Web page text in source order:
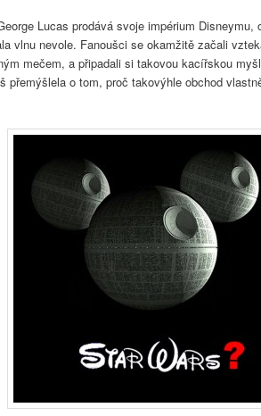
Lucas prodává svoje impérium Disneymu,
vlnu nevole. Fanoušci se okamžitě začali
mečem, a připadali si takovou kacířskou
přemýšlela o tom, proč takovýhle obchod